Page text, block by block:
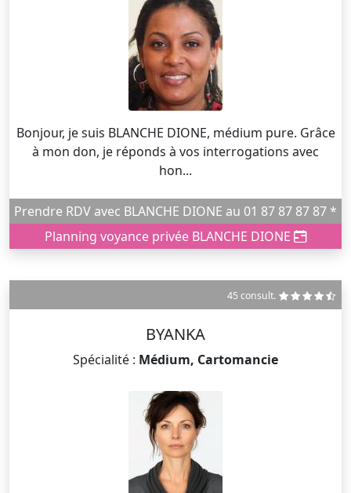
Bonjour, je suis BLANCHE DIONE, médium pure. Grâce
à mon don, je réponds à vos interrogations avec
hon...
Prendre RDV avec BLANCHE DIONE au 01 87 87 87 87 *
Planning voyance privée BLANCHE DIONE
45 consult.
BYANKA
Spécialité : Médium, Cartomancie